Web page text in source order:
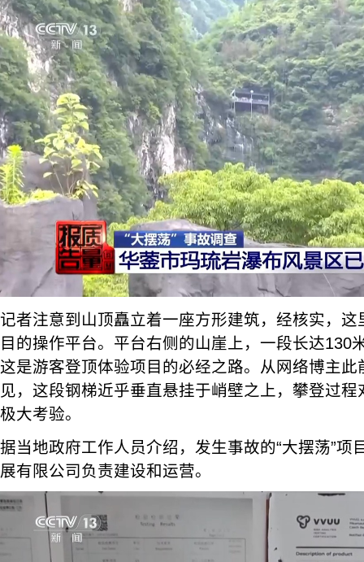
记者注意到山顶矗立着一座方形建筑，经核实，这
目的操作平台。平台右侧的山崖上，一段长达130
这是游客登顶体验项目的必经之路。从网络博主
见，这段钢梯近乎垂直悬挂于峭壁之上，攀登过
极大考验。
据当地政府工作人员介绍，发生事故的“大摆荡”项
展有限公司负责建设和运营。